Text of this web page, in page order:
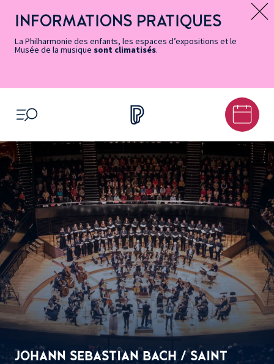
page
Accessibilité
accès
rapides
principal
contenu
principal
page
Message d’information
INFORMATIONS PRATIQUES
La Philharmonie des enfants, les espaces d’expositions et le
Musée de la musique sont climatisés.
OUVRIR LE MENU
JOHANN SEBASTIAN BACH / SAINT